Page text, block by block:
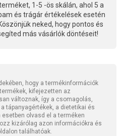
1-5 -ös skálán, ahol 5 a
és trágár értékelések esetén
neked, hogy pontos és
más vásárlók döntéseit!
hogy a termékinformációk
kifejezetten az
változnak, így a csomagolás,
tápanyagértékek, a dietetikai és
olvasd el a terméken
kizárólag azon információkra és
találhatóak.